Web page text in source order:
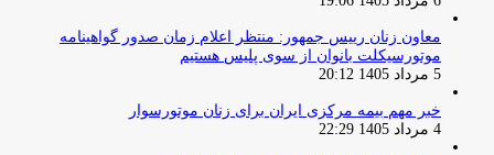
معاون زنان رییس جمهور: منتظر اعلام زمان صدور گواهینامه
موتورسیکلت بانوان از سوی پلیس هستیم
5 مرداد 1405 20:12
خبر مهم بیمه مرکزی ایران برای زنان موتورسوار
4 مرداد 1405 22:29